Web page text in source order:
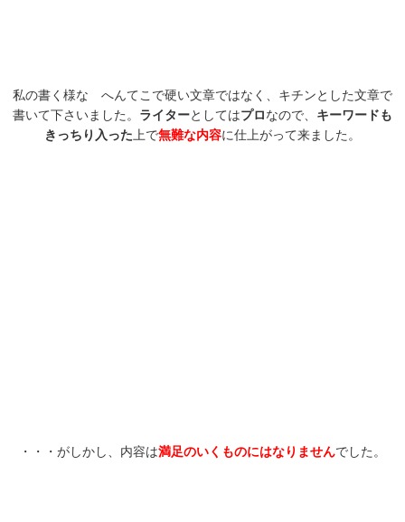
私の書く様な へんてこで硬い文章ではなく、キチンとした文章で
書いて下さいました。 ライターとしてはプロ なので、 キーワードも
きっちり入った 上で無難な内容に仕上がって来ました。
・・・がしかし、内容は満足のいくものにはなりませんでした。